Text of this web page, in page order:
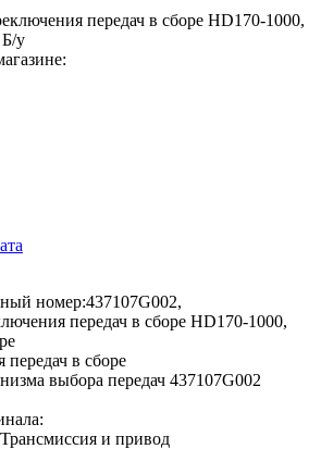
номер:437107G002,
передач в сборе HD170-1000,
передач в сборе
выбора передач 437107G002
и привод